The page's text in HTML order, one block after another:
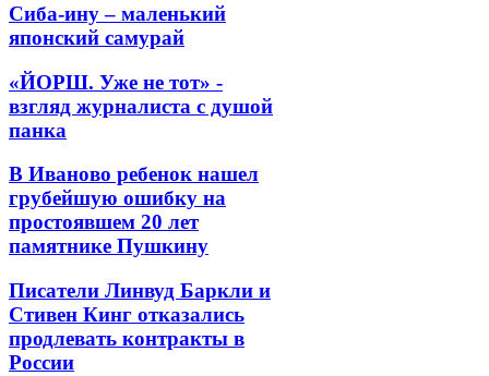
Сиба-ину – маленький
японский самурай
«ЙОРШ. Уже не тот» -
взгляд журналиста с душой
панка
В Иваново ребенок нашел
грубейшую ошибку на
простоявшем 20 лет
памятнике Пушкину
Писатели Линвуд Баркли и
Стивен Кинг отказались
продлевать контракты в
России